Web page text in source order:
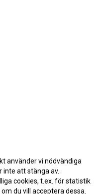
använder vi nödvändiga
inte att stänga av.
cookies, t.ex. för statistik
du vill acceptera dessa.